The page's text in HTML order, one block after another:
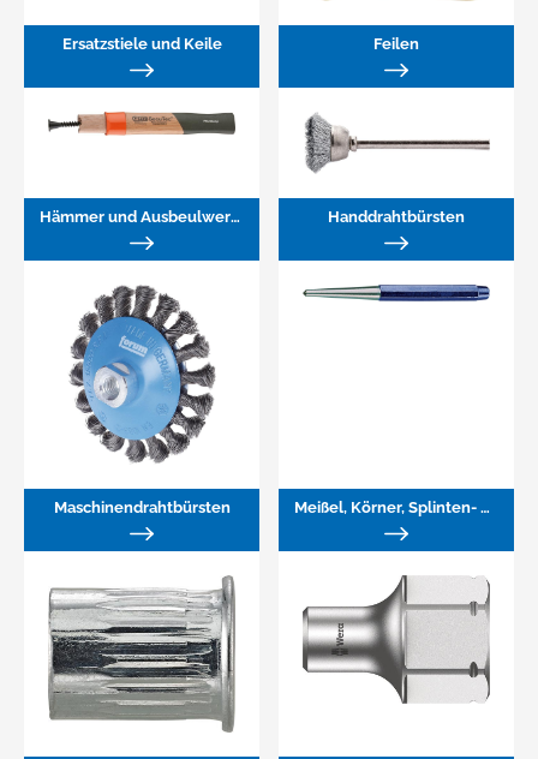
Ersatzstiele und Keile Feilen
Hämmer und Ausbeulwerkzeuge Handdrahtbürsten
Maschinendrahtbürsten Meißel, Körner, Splinten- und Durchtreiber